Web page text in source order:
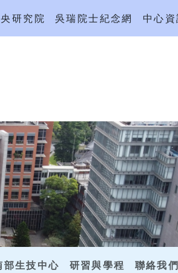
研究院 吳瑞院士紀念網 中心
部生技中心 研習與學程 聯絡我們